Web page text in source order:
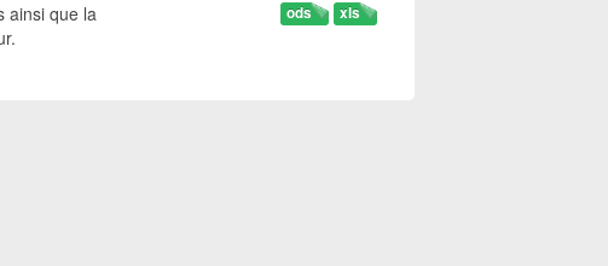
xls
ods
ainsi que la